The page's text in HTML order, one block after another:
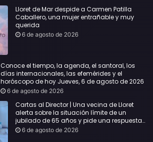
Lloret de Mar despide a Carmen Patilla
Caballero, una mujer entrañable y muy
querida
6 de agosto de 2026
Conoce el tiempo, la agenda, el santoral, los
días internacionales, las efemérides y el
horóscopo de hoy Jueves, 6 de agosto de 2026
6 de agosto de 2026
Cartas al Director | Una vecina de Lloret
alerta sobre la situación límite de un
jubilado de 65 años y pide una respuesta
urgente
6 de agosto de 2026